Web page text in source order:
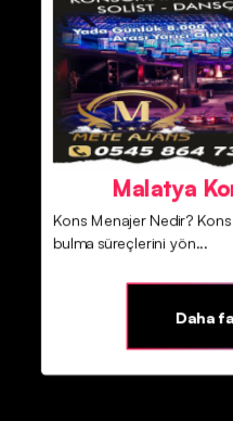
Malatya
Kons Menajer Nedir?
bulma süreçlerini yön...
Daha